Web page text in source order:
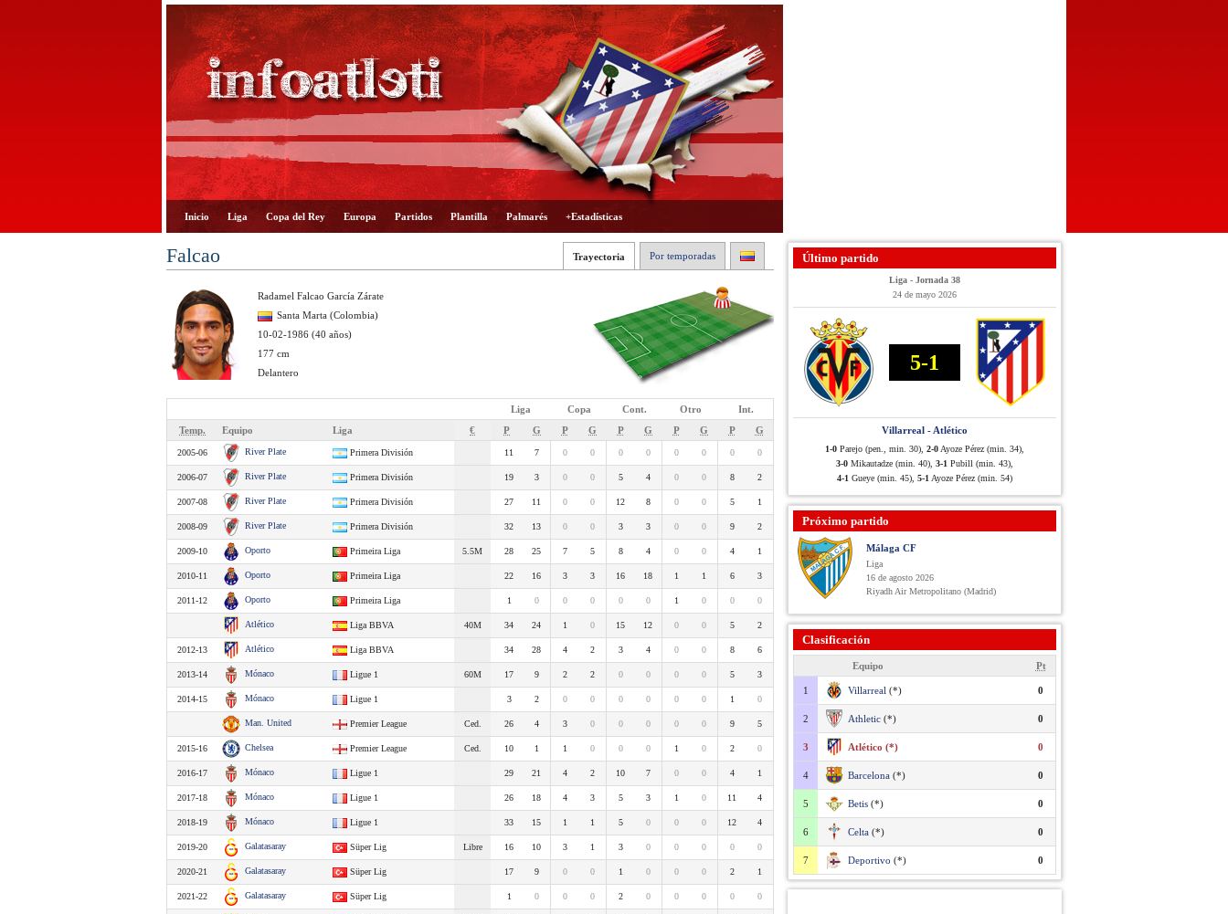
Inicio Liga Copa del Rey Europa Partidos Plantilla Palmarés +Estadísticas
Por temporadas
Trayectoria
Falcao
Radamel Falcao García Zárate
Santa Marta (Colombia)
10-02-1986 (40 años)
177 cm
Delantero
Liga Copa Cont. Otro
Int.
Temp.
Equipo Liga € P G P G P G P G P G
2005-06 River Plate Primera División 11 7 0 0 0 0 0 0 0 0
2006-07 River Plate Primera División 19 3 0 0 5 4 0 0 8 2
2007-08 River Plate Primera División 27 11 0 0 12 8 0 0 5 1
2008-09 River Plate Primera División 32 13 0 0 3 3 0 0 9 2
2009-10 Oporto Primeira Liga 5.5M 28 25 7 5 8 4 0 0 4 1
2010-11 Oporto Primeira Liga 22 16 3 3 16 18 1 1 6 3
2011-12 Oporto Primeira Liga 1 0 0 0 0 0 1 0 0 0
Atlético Liga BBVA 40M 34 24 1 0 15 12 0 0 5 2
2012-13 Atlético Liga BBVA 34 28 4 2 3 4 0 0 8 6
2013-14 Mónaco Ligue 1 60M 17 9 2 2 0 0 0 0 5 3
2014-15 Mónaco Ligue 1 3 2 0 0 0 0 0 0 1 0
Man. United Premier League Ced. 26 4 3 0 0 0 0 0 9 5
2015-16 Chelsea Premier League Ced. 10 1 1 0 0 0 1 0 2 0
2016-17 Mónaco Ligue 1 29 21 4 2 10 7 0 0 4 1
2017-18 Mónaco Ligue 1 26 18 4 3 5 3 1 0 11 4
2018-19 Mónaco Ligue 1 33 15 1 1 5 0 0 0 12 4
2019-20 Galatasaray Süper Lig Libre 16 10 3 1 3 0 0 0 0 0
2020-21 Galatasaray Süper Lig 17 9 0 0 1 0 0 0 2 1
2021-22 Galatasaray Süper Lig 1 0 0 0 2 0 0 0 0 0
Último partido
Liga - Jornada 38
24 de mayo 2026
5-1
Villarreal - Atlético
1-0 Parejo (pen., min. 30), 2-0 Ayoze Pérez (min. 34),
3-0 Mikautadze (min. 40), 3-1 Pubill (min. 43),
4-1 Gueye (min. 45), 5-1 Ayoze Pérez (min. 54)
Próximo partido
Málaga CF
Liga
16 de agosto 2026
Riyadh Air Metropolitano (Madrid)
Clasificación
Equipo Pt
1 Villarreal (*) 0
2 Athletic (*) 0
3 Atlético (*) 0
4 Barcelona (*) 0
5 Betis (*) 0
6 Celta (*) 0
7 Deportivo (*) 0